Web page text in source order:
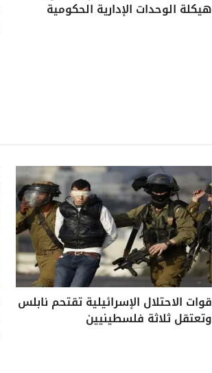
هيكلة الوحدات الإدارية الحكومية
قوات الاحتلال الإسرائيلية تقتحم نابلس
وتعتقل ثلاثة فلسطينيين